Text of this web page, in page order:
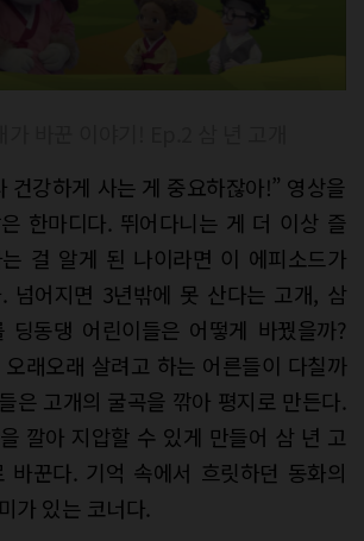
건강하게 사는 게 중요하잖아!” 영상을
한마디다. 뛰어다니는 게 더 이상 즐
걸 알게 된 나이라면 이 에피소드가
넘어지면 3년밖에 못 산다는 고개, 삼
딩동댕 어린이들은 어떻게 바꿨을까?
래오래 살려고 하는 어른들이 다칠까
은 고개의 굴곡을 깎아 평지로 만든다.
깔아 지압할 수 있게 만들어 삼 년 고
바꾼다. 기억 속에서 흐릿하던 동화의
가 있는 코너다.